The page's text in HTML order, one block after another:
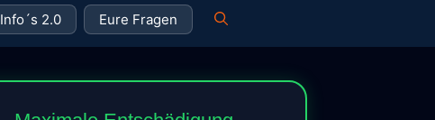
Info´s 2.0 Eure Fragen